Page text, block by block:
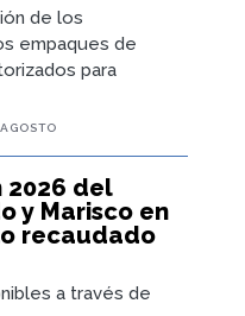
de los
empaques de
para
2026 del
y Marisco en
recaudado
a través de